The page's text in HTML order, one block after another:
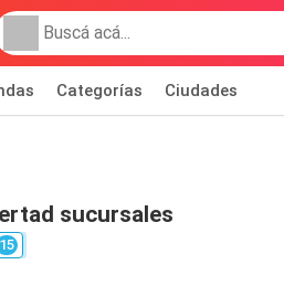
Categorías Ciudades
sucursales
15